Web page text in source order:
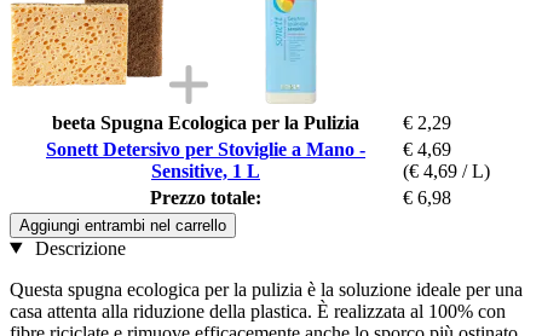
beeta Spugna Ecologica per la Pulizia
€ 2,29
Sonett Detersivo per Stoviglie a Mano -
Sensitive, 1 L
€ 4,69
(€ 4,69 / L)
Prezzo totale:
€ 6,98
Aggiungi entrambi nel carrello
Descrizione
Questa spugna ecologica per la pulizia è la soluzione ideale per una
casa attenta alla riduzione della plastica. È realizzata al 100% con